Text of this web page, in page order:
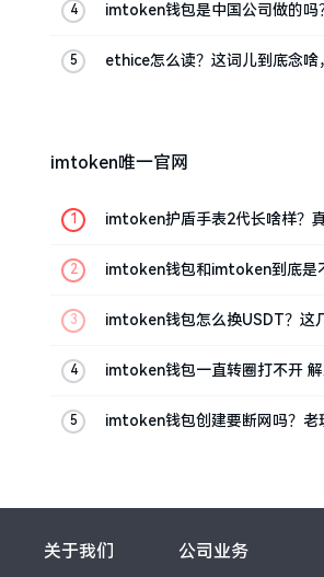
imtoken钱包是中国公司做的吗
ethice怎么读？这词儿到底念啥
imtoken唯一官网
imtoken护盾手表2代长啥样？
imtoken钱包和imtoken到底是
imtoken钱包怎么换USDT？这
imtoken钱包一直转圈打不开
imtoken钱包创建要断网吗？老
关于我们 公司业务